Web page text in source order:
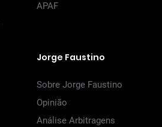
APAF
Jorge Faustino
Sobre Jorge Faustino
Opinião
Análise Arbitragens